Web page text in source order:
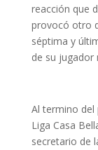
reacción que
provocó otro
séptima y
de su jugador
Al termino del
Liga Casa
secretario de